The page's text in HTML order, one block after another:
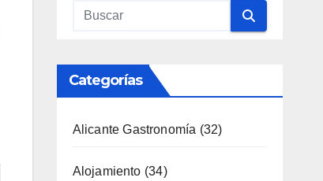
Categorías
Alicante Gastronomía (32)
Alojamiento (34)